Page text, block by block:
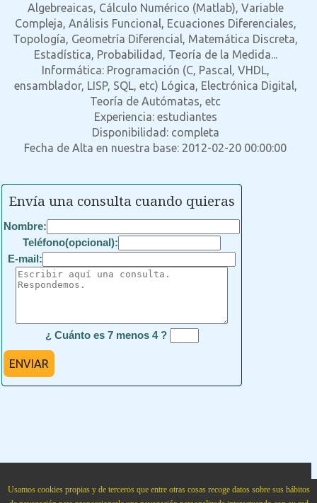
Usamos cookies propias y de terceros que entre otras cosas recoge datos sobre sus hábitos
Algebreaicas, Cálculo Numérico (Matlab), Variable
Compleja, Análisis Funcional, Ecuaciones Diferenciales,
Topología, Geometría Diferencial, Matemática Discreta,
Estadística, Probabilidad, Teoría de la Medida...
Informática: Programación (C, Pascal, VHDL,
ensamblador, LISP, SQL, etc) Lógica, Electrónica Digital,
Teoría de Autómatas, etc
Experiencia: estudiantes
Disponibilidad: completa
Fecha de Alta en nuestra base: 2012-02-20 00:00:00
Envía una consulta cuando quieras
Nombre:
Teléfono(opcional):
E-mail:
¿ Cuánto es 7 menos 4 ?
ENVIAR
Teléfono: 915151321. cartagena99.com